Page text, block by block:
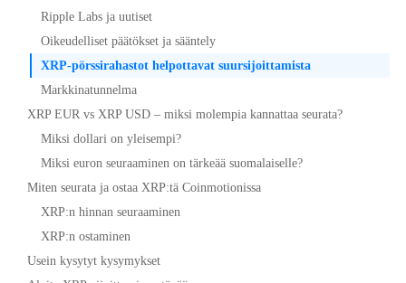
Ripple Labs ja uutiset
Oikeudelliset päätökset ja sääntely
XRP-pörssirahastot helpottavat suursijoittamista
Markkinatunnelma
XRP EUR vs XRP USD – miksi molempia kannattaa seurata?
Miksi dollari on yleisempi?
Miksi euron seuraaminen on tärkeää suomalaiselle?
Miten seurata ja ostaa XRP:tä Coinmotionissa
XRP:n hinnan seuraaminen
XRP:n ostaminen
Usein kysytyt kysymykset